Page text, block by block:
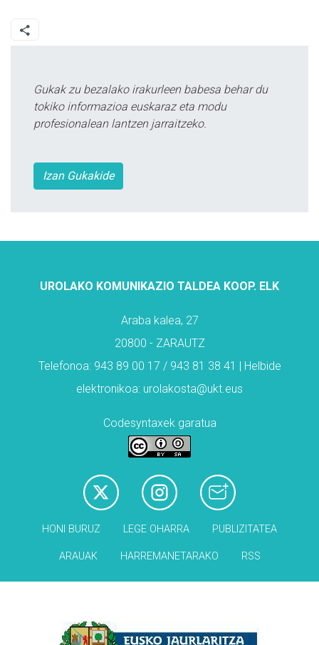
Gukak zu bezalako irakurleen babesa behar du
tokiko informazioa euskaraz eta modu
profesionalean lantzen jarraitzeko.
Izan Gukakide
UROLAKO KOMUNIKAZIO TALDEA KOOP. ELK
Araba kalea, 27
20800 - ZARAUTZ
Telefonoa: 943 89 00 17 / 943 81 38 41 | Helbide
elektronikoa: urolakosta@ukt.eus
Codesyntaxek garatua
HONI BURUZ LEGE OHARRA PUBLIZITATEA
ARAUAK HARREMANETARAKO RSS